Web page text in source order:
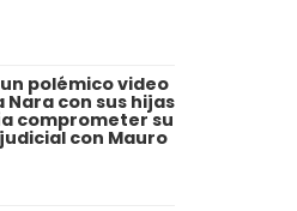
polémico video
Nara con sus hijas
comprometer su
con Mauro